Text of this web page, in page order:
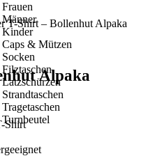
Frauen
Männer
Kinder
Caps & Mützen
Socken
Filztaschen
Latzschürzen
Strandtaschen
Tragetaschen
Turnbeutel
T-Shirt – Bollenhut Alpaka
Alpaka
Shirt